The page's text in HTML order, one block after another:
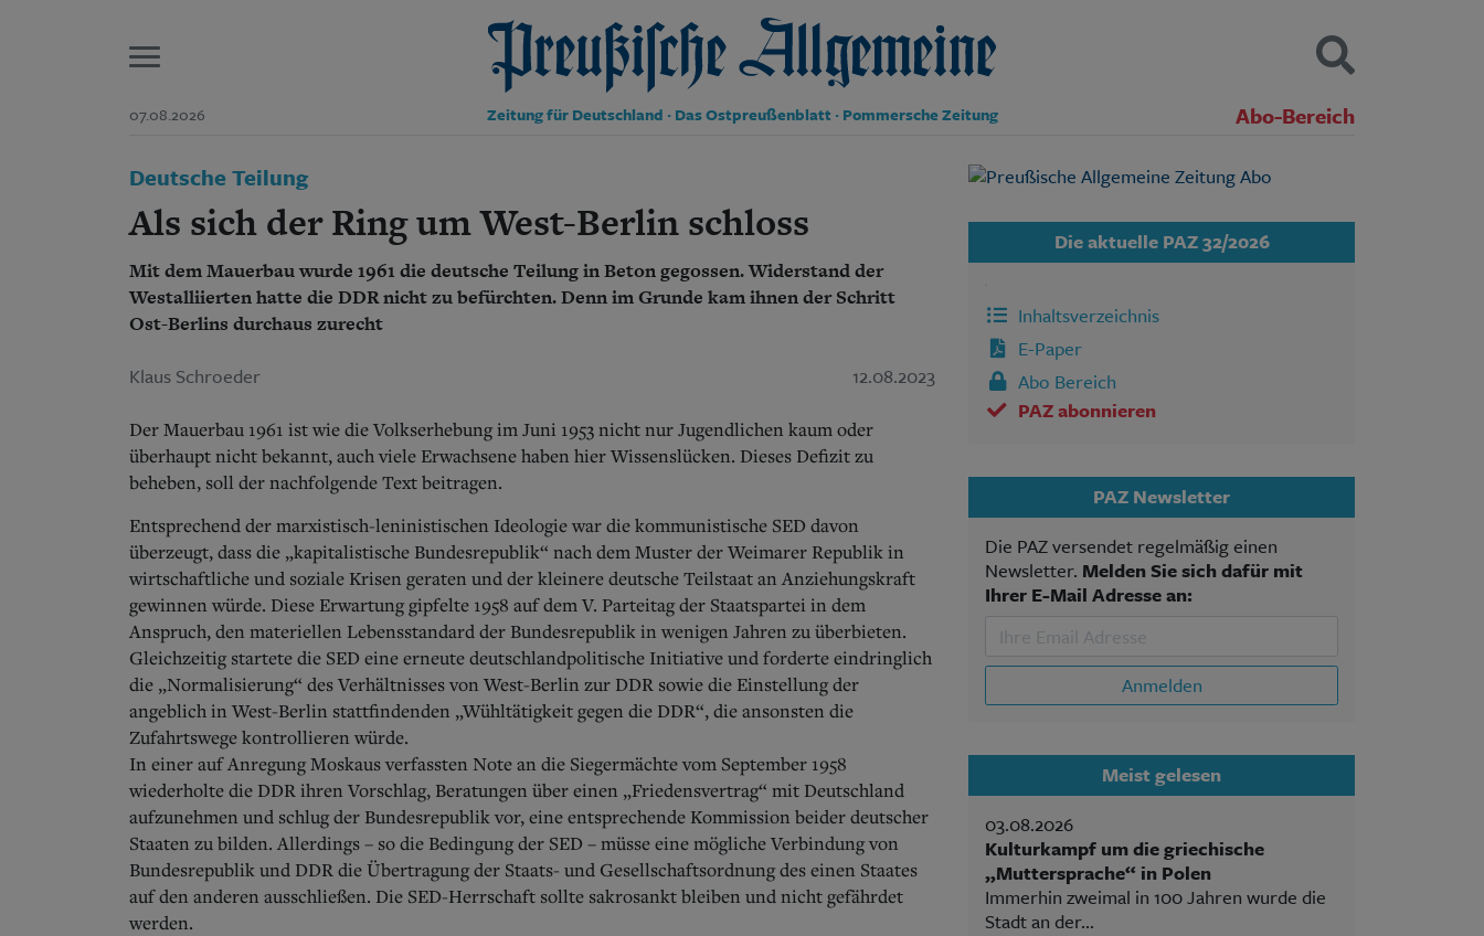
07.08.2026 Preußische Allgemeine Zeitung
Zeitung für Deutschland · Das Ostpreußenblatt · Pommersche Zeitung Abo-Bereich
Start
Aktuelle Ausgabe
Abonnent werden
Abo Prämien
Archiv
Wirtschaft
Gesellschaft
Leben
Schlesien
Danzig und Westpreußen
Bücher
Kontakt
Datenschutz
Suchen und finden
SUCHEN
Deutsche Teilung
Als sich der Ring um West-Berlin schloss
Mit dem Mauerbau wurde 1961 die deutsche Teilung in Beton gegossen. Widerstand der
Westalliierten hatte die DDR nicht zu befürchten. Denn im Grunde kam ihnen der Schritt
Ost-Berlins durchaus zurecht
Klaus Schroeder 12.08.2023
Der Mauerbau 1961 ist wie die Volkserhebung im Juni 1953 nicht nur Jugendlichen kaum oder
überhaupt nicht bekannt, auch viele Erwachsene haben hier Wissenslücken. Dieses Defizit zu
beheben, soll der nachfolgende Text beitragen.
Entsprechend der marxistisch-leninistischen Ideologie war die kommunistische SED davon
überzeugt, dass die „kapitalistische Bundesrepublik“ nach dem Muster der Weimarer Republik in
wirtschaftliche und soziale Krisen geraten und der kleinere deutsche Teilstaat an Anziehungskraft
gewinnen würde. Diese Erwartung gipfelte 1958 auf dem V. Parteitag der Staatspartei in dem
Anspruch, den materiellen Lebensstandard der Bundesrepublik in wenigen Jahren zu überbieten.
Gleichzeitig startete die SED eine erneute deutschlandpolitische Initiative und forderte eindringlich
die „Normalisierung“ des Verhältnisses von West-Berlin zur DDR sowie die Einstellung der
angeblich in West-Berlin stattfindenden „Wühltätigkeit gegen die DDR“, die ansonsten die
Zufahrtswege kontrollieren würde.
In einer auf Anregung Moskaus verfassten Note an die Siegermächte vom September 1958
wiederholte die DDR ihren Vorschlag, Beratungen über einen „Friedensvertrag“ mit Deutschland
aufzunehmen und schlug der Bundesrepublik vor, eine entsprechende Kommission beider deutscher
Staaten zu bilden. Allerdings – so die Bedingung der SED – müsse eine mögliche Verbindung von
Bundesrepublik und DDR die Übertragung der Staats- und Gesellschaftsordnung des einen Staates
auf den anderen ausschließen. Die SED-Herrschaft sollte sakrosankt bleiben und nicht gefährdet
werden.
Die aktuelle PAZ 32/2026
Inhaltsverzeichnis
E-Paper
Abo Bereich
PAZ abonnieren
PAZ Newsletter
Die PAZ versendet regelmäßig einen
Newsletter. Melden Sie sich dafür mit
Ihrer E-Mail Adresse an:
Anmelden
Meist gelesen
03.08.2026
Kulturkampf um die griechische
„Muttersprache“ in Polen
Immerhin zweimal in 100 Jahren wurde die
Stadt an der...